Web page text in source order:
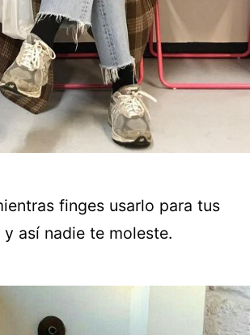
finges usarlo para tus
y así nadie te moleste.